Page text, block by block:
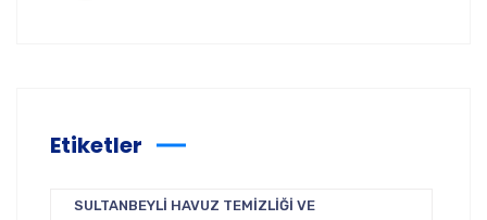
Etiketler
SULTANBEYLI HAVUZ TEMIZLIĞI VE